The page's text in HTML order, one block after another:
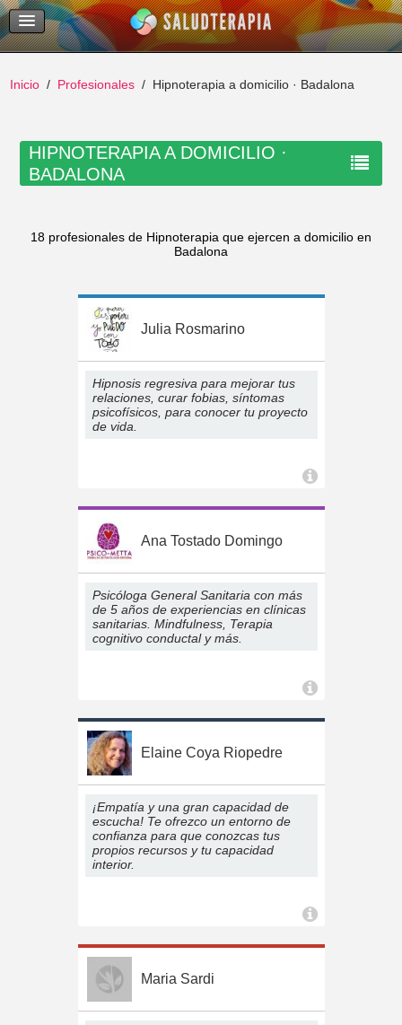
Temas Recientes
Buscar
Inicio Profesionales Hipnoterapia a domicilio · Badalona
HIPNOTERAPIA A DOMICILIO ·
BADALONA
18 profesionales de Hipnoterapia que ejercen a domicilio en
Badalona
Julia Rosmarino
Hipnosis regresiva para mejorar tus
relaciones, curar fobias, síntomas
psicofísicos, para conocer tu proyecto
de vida.
Ana Tostado Domingo
Psicóloga General Sanitaria con más
de 5 años de experiencias en clínicas
sanitarias. Mindfulness, Terapia
cognitivo conductal y más.
Elaine Coya Riopedre
¡Empatía y una gran capacidad de
escucha! Te ofrezco un entorno de
confianza para que conozcas tus
propios recursos y tu capacidad
interior.
Maria Sardi